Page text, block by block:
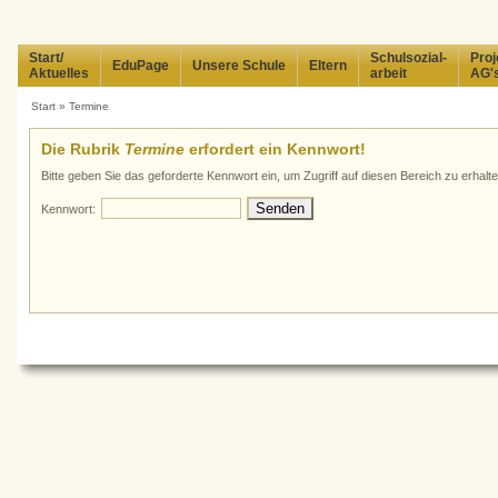
Start/
Aktuelles
EduPage Unsere Schule Eltern
Schulsozial-
arbeit
Start» Termine
Die Rubrik Termineerfordert ein Kennwort!
Bitte geben Sie das geforderte Kennwort ein, um Zugriff auf diesen Bereich zu
Kennwort: